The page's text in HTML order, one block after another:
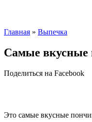
Главная » Выпечка
Самые вкусные
Поделиться на Facebook
Это самые вкусные